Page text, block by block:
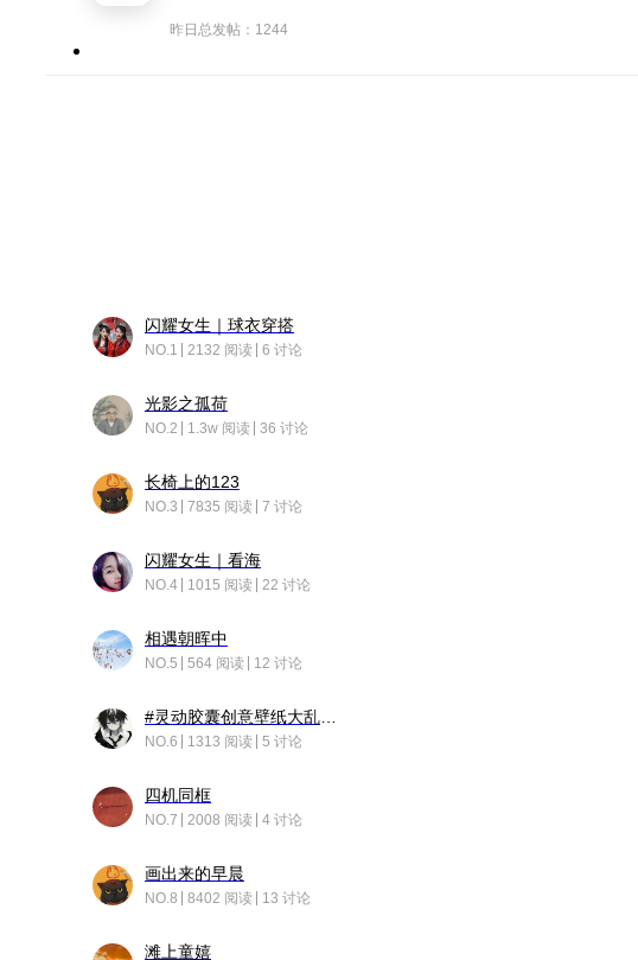
昨日总发帖：1244
闪耀女生｜球衣穿搭
NO.1 2132 阅读 6 讨论
光影之孤荷
NO.2 1.3w 阅读 36 讨论
长椅上的123
NO.3 7835 阅读 7 讨论
闪耀女生｜看海
NO.4 1015 阅读 22 讨论
相遇朝晖中
NO.5 564 阅读 12 讨论
NO.6 1313 阅读 5 讨论
四机同框
NO.7 2008 阅读 4 讨论
画出来的早晨
NO.8 8402 阅读 13 讨论
滩上童嬉